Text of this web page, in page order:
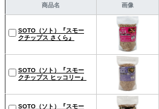
商品名 画像
SOTO（ソト）『スモー
クチップス さくら』
SOTO（ソト）『スモー
クチップス ヒッコリー』
SOTO（ソト）『スモー